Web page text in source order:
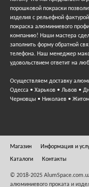
порошковой покраски
изделия с рельефной
покраска алюминиевого
компанию! Наши мастера
заполнить форму обратной
телефона. Наш менеджер
удовольствием ответит на
Осуществляем доставку
Одесса • Харьков • Львов •
Черновцы • Николаев •
Магазин Информация и
Каталоги Контакты
© 2018-2025
алюминиевого проката и